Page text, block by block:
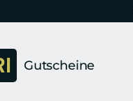
Gutscheine